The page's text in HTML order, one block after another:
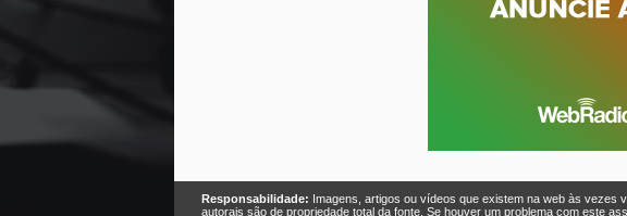
Responsabilidade: Imagens, artigos ou vídeos que existem na web às vezes
autorais são de propriedade total da fonte. Se houver um problema com este